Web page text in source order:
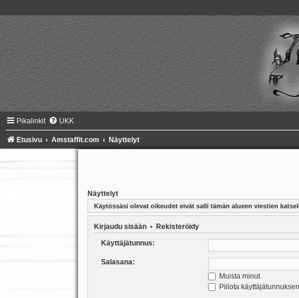
Pikalinkit UKK
Etusivu Amstaffit.com Näyttelyt
Näyttelyt
Käytössäsi olevat oikeudet eivät salli tämän alueen viestien
Kirjaudu sisään• Rekisteröidy
Käyttäjätunnus:
Salasana:
Muista minut
Piilota